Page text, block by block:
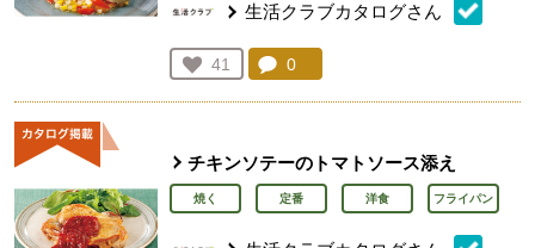
生活クラブカタログさん
お気に入り登録：
41
人が登録
コメント：
0
チキンソテーのトマトソース添え
焼く 定番 洋食 フライパン